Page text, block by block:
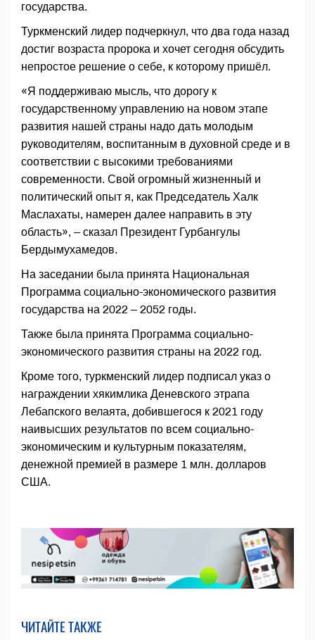
государства.
Туркменский лидер подчеркнул, что два года назад
достиг возраста пророка и хочет сегодня обсудить
непростое решение о себе, к которому пришёл.
«Я поддерживаю мысль, что дорогу к
государственному управлению на новом этапе
развития нашей страны надо дать молодым
руководителям, воспитанным в духовной среде и в
соответствии с высокими требованиями
современности. Свой огромный жизненный и
политический опыт я, как Председатель Халк
Маслахаты, намерен далее направить в эту
область», – сказал Президент Гурбангулы
Бердымухамедов.
На заседании была принята Национальная
Программа социально-экономического развития
государства на 2022 – 2052 годы.
Также была принята Программа социально-
экономического развития страны на 2022 год.
Кроме того, туркменский лидер подписал указ о
награждении хякимлика Деневского этрапа
Лебапского велаята, добившегося к 2021 году
наивысших результатов по всем социально-
экономическим и культурным показателям,
денежной премией в размере 1 млн. долларов
США.
ЧИТАЙТЕ ТАКЖЕ